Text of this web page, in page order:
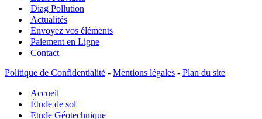
Géotechnique
d’exécution
Diag Pollution
Actualités
Envoyez vos éléments
Paiement en Ligne
Contact
Politique de Confidentialité - Mentions légales - Plan du site
Accueil
Étude de sol
Etude Géotechnique